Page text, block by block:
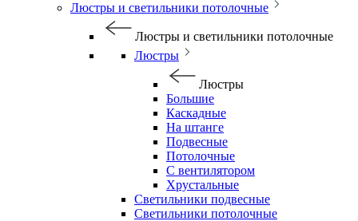
Люстры и светильники потолочные
Люстры и светильники потолочные
Люстры
Люстры
Большие
Каскадные
На штанге
Подвесные
Потолочные
С вентилятором
Хрустальные
Светильники подвесные
Светильники потолочные